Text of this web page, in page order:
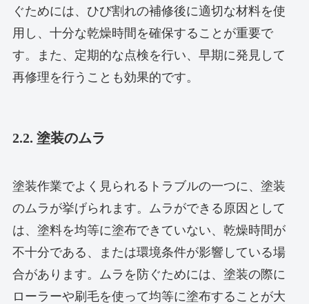
ぐためには、ひび割れの補修後に適切な材料を使
用し、十分な乾燥時間を確保することが重要で
す。また、定期的な点検を行い、早期に発見して
再修理を行うことも効果的です。
2.2. 塗装のムラ
塗装作業でよく見られるトラブルの一つに、塗装
のムラが挙げられます。ムラができる原因として
は、塗料を均等に塗布できていない、乾燥時間が
不十分である、または環境条件が影響している場
合があります。ムラを防ぐためには、塗装の際に
ローラーや刷毛を使って均等に塗布することが大